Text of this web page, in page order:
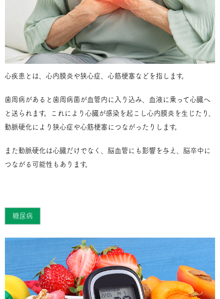
心疾患とは、心内膜炎や狭心症、心筋梗塞などを指します。
歯周病があると歯周病菌が血管内に入り込み、血液に乗って心臓へ
と送られます。これにより心臓が感染を起こし心内膜炎を生じたり、
動脈硬化により狭心症や心筋梗塞につながったりします。
また動脈硬化は心臓だけでなく、脳血管にも影響を与え、脳卒中に
つながる可能性もあります。
糖尿病